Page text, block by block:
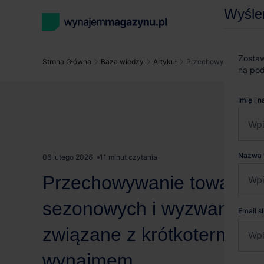
Strona Główna Baza wiedzy Artykuł Przechowywanie
06 lutego 2026 11 minut czytania
Przechowywanie towarów
sezonowych i wyzwania
związane z
na
Imię i
Nazwa
Email